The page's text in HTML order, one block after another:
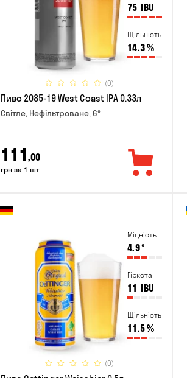
75 IBU
Щільність
14.3%
(0)
Пиво 2085-19 West Coast IPA 0.33л
Світле, Нефільтроване, 6°
111 ,00
грн за 1 шт
Міцність
4.9°
Гіркота
11 IBU
Щільність
11.5%
(0)